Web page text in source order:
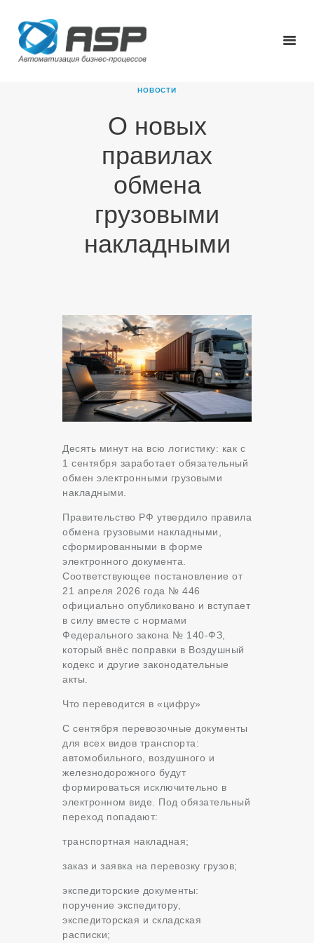
НОВОСТИ
О новых
правилах
обмена
грузовыми
накладными
ГЛАВНАЯ
О КОМПАНИИ
ПРОДУКТЫ
НОВОСТИ
КАРЬЕРА
ПАРТНЕРЫ
КОНТАКТЫ
Десять минут на всю логистику: как с
1 сентября заработает обязательный
обмен электронными грузовыми
накладными.
Правительство РФ утвердило правила
обмена грузовыми накладными,
сформированными в форме
электронного документа.
Соответствующее постановление от
21 апреля 2026 года № 446
официально опубликовано и вступает
в силу вместе с нормами
Федерального закона № 140-ФЗ,
который внёс поправки в Воздушный
кодекс и другие законодательные
акты.
Что переводится в «цифру»
С сентября перевозочные документы
для всех видов транспорта:
автомобильного, воздушного и
железнодорожного будут
формироваться исключительно в
электронном виде. Под обязательный
переход попадают:
транспортная накладная;
заказ и заявка на перевозку грузов;
экспедиторские документы:
поручение экспедитору,
экспедиторская и складская
расписки;